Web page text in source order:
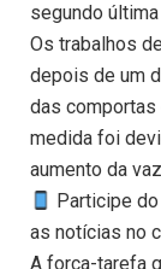
segundo
Os trabalhos
depois de um
das comportas
medida foi
aumento da
Participe
as notícias no
A força-tarefa